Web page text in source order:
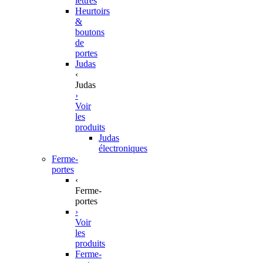
Heurtoirs
&
boutons
de
portes
Judas
‹
Judas
›
Voir
les
produits
Judas
électroniques
Ferme-
portes
‹
Ferme-
portes
›
Voir
les
produits
Ferme-